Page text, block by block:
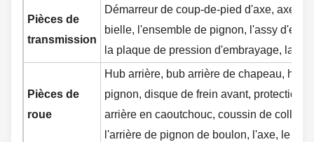
Pièces de
transmission
Démarreur de coup-de-pied d'axe, axe
bielle, l'ensemble de pignon, l'assy
la plaque de pression d'embrayage, la
Pièces de
roue
Hub arrière, bub arrière de chapeau, hub
pignon, disque de frein avant, protection
arrière en caoutchouc, coussin de collier,
l'arrière de pignon de boulon, l'axe, le